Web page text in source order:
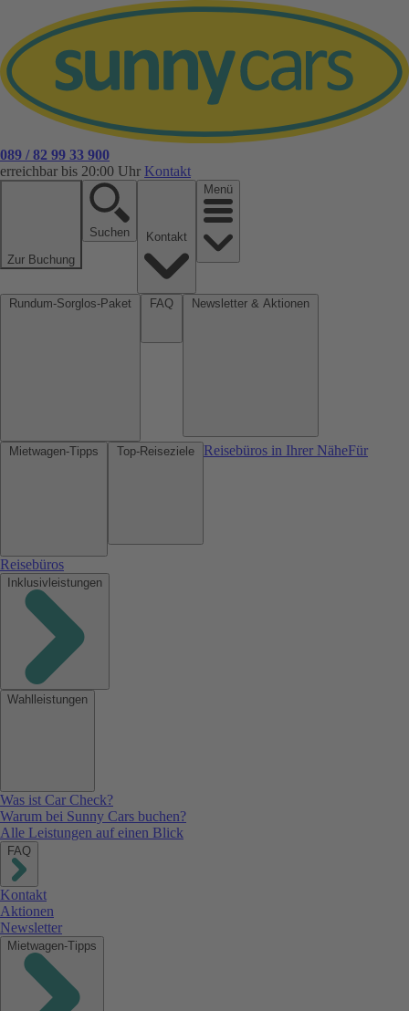
089 / 82 99 33 900
erreichbar bis 20:00 Uhr Kontakt
Zur Buchung
Suchen
Menü
Reisebüros in Ihrer NäheFür
Reisebüros
Inklusivleistungen
Wahlleistungen
Was ist Car Check?
Warum bei Sunny Cars buchen?
Alle Leistungen auf einen Blick
FAQ
Kontakt
Aktionen
Newsletter
Mietwagen-Tipps